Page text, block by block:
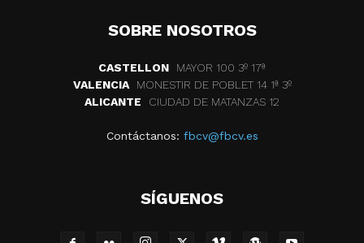
SOBRE NOSOTROS
CASTELLON
MAYOR 100 3º 17ª
VALENCIA
MONESTIR DE POBLET 14 1ª 3º
ALICANTE
CIUDAD DE MATANZAS 12
Contáctanos: fbcv@fbcv.es
SÍGUENOS